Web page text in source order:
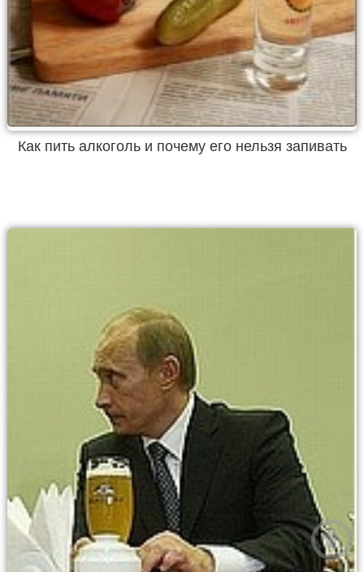
Как пить алкоголь и почему его нельзя запивать